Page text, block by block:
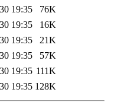
19:35
76K
19:35
16K
19:35
21K
19:35
57K
19:35 111K
19:35 128K